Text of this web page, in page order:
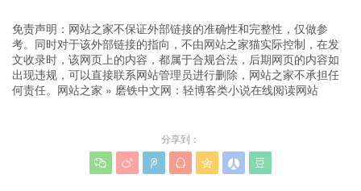
免责声明：网站之家不保证外部链接的准确性和完整性，仅做参
考。同时对于该外部链接的指向，不由网站之家猫实际控制，在发
文收录时，该网页上的内容，都属于合规合法，后期网页的内容如
出现违规，可以直接联系网站管理员进行删除，网站之家不承担任
何责任。 网站之家 » 磨铁中文网：轻博客类小说在线阅读网站
分享到：
      